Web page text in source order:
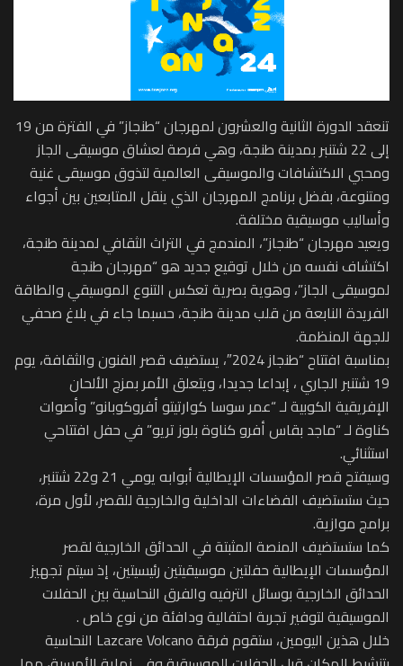
تنعقد الدورة الثانية والعشرون لمهرجان “طنجاز” في الفترة من 19
إلى 22 شتنبر بمدينة طنجة، وهي فرصة لعشاق موسيقى الجاز
ومحبي الاكتشافات والموسيقى العالمية لتذوق موسيقى غنية
ومتنوعة، بفضل برنامج المهرجان الذي ينقل المتابعين بين أجواء
وأساليب موسيقية مختلفة.
ويعيد مهرجان “طنجاز”، المندمج في التراث الثقافي لمدينة طنجة،
اكتشاف نفسه من خلال توقيع جديد هو “مهرجان طنجة
لموسيقى الجاز”، وهوية بصرية تعكس التنوع الموسيقي والطاقة
الفريدة النابعة من قلب مدينة طنجة، حسبما جاء في بلاغ صحفي
للجهة المنظمة.
بمناسبة افتتاح “طنجاز 2024″، يستضيف قصر الفنون والثقافة، يوم
19 شتنبر الجاري ، إبداعا جديدا، ويتعلق الأمر بمزج الألحان
الإفريقية الكوبية لـ “عمر سوسا كوارتيتو أفروكوبانو” وأصوات
كناوة لـ “ماجد بقاس أفرو كناوة بلوز تريو” في حفل افتتاحي
استثنائي.
وسيفتح قصر المؤسسات الإيطالية أبوابه يومي 21 و22 شتنبر،
حيث ستستضيف الفضاءات الداخلية والخارجية للقصر، لأول مرة،
برامج موازية.
كما ستستضيف المنصة المثبتة في الحدائق الخارجية لقصر
المؤسسات الإيطالية حفلتين موسيقيتين رئيسيتين، إذ سيتم تجهيز
الحدائق الخارجية بوسائل الترفيه والفرق النحاسية بين الحفلات
الموسيقية لتوفير تجربة احتفالية ودافئة من نوع خاص .
خلال هذين اليومين، ستقوم فرقة Lazcare Volcano النحاسية